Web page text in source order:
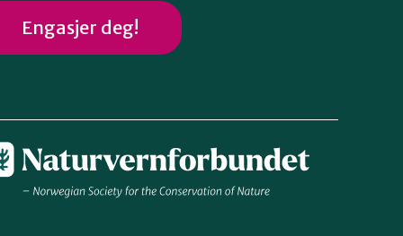
Engasjer deg!